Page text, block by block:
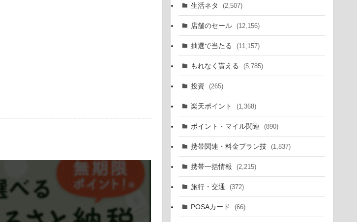
生活ネタ (2,507)
店舗のセール (12,156)
抽選で当たる (11,157)
もれなく貰える (5,785)
投資 (265)
楽天ポイント (1,368)
ポイント・マイル関連 (890)
携帯関連・料金プラン技 (1,837)
携帯一括情報 (2,215)
旅行・交通 (372)
POSAカード (66)